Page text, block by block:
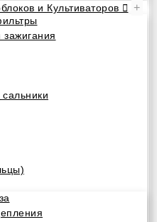
и Культиваторов
+